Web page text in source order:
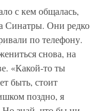
с кем общалась,
Синатры. Они редко
по телефону.
снова, на
«Какой-то ты
быть, стоит
поздно, я